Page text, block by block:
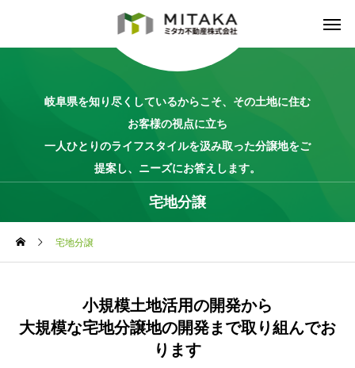
岐阜県を知り尽くしているからこそ、その土地に住む
お客様の視点に立ち
一人ひとりのライフスタイルを汲み取った分譲地をご
提案し、ニーズにお答えします。
宅地分譲
宅地分譲
小規模土地活用の開発から
大規模な宅地分譲地の開発まで取り組んでお
ります